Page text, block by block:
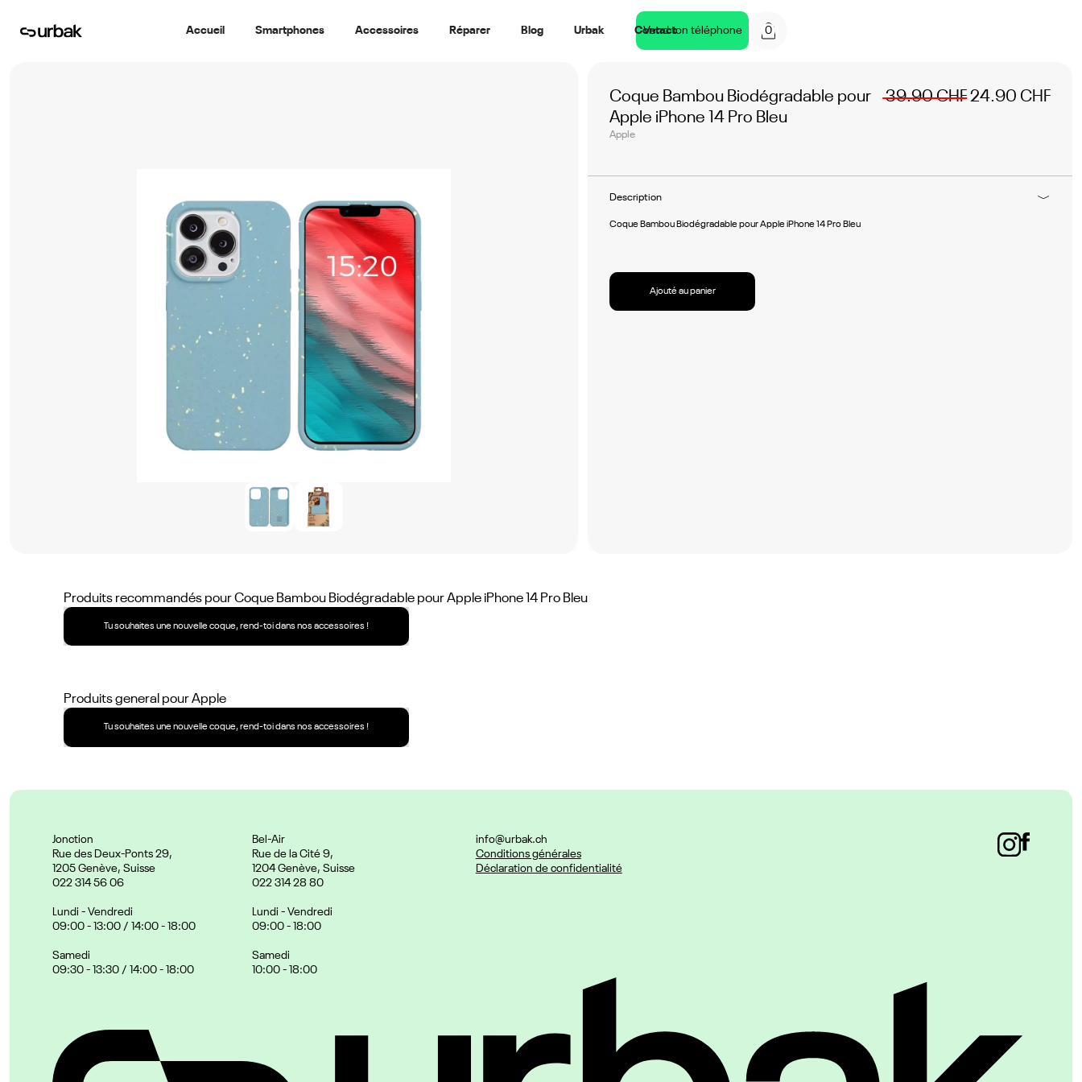
Accueil Smartphones Accessoires Réparer Blog Urbak Contact
Vend ton téléphone 0
Coque Bambou Biodégradable pour
Apple iPhone 14 Pro Bleu
Apple
39.90 CHF24.90 CHF
Description
Coque Bambou Biodégradable pour Apple iPhone 14 Pro Bleu
Ajouté au panier
Produits recommandés pourCoque Bambou Biodégradable pour Apple iPhone 14 Pro Bleu
Tu souhaites une nouvelle coque, rend-toi dans nos accessoires !
Produits general pourApple
Tu souhaites une nouvelle coque, rend-toi dans nos accessoires !
Jonction
Rue des Deux-Ponts 29,
1205 Genève, Suisse
022 314 56 06
Lundi - Vendredi
09:00 - 13:00 / 14:00 - 18:00
Samedi
09:30 - 13:30 / 14:00 - 18:00
Bel-Air
Rue de la Cité 9,
1204 Genève, Suisse
022 314 28 80
Lundi - Vendredi
09:00 - 18:00
Samedi
10:00 - 18:00
info@urbak.ch
Conditions générales
Déclaration de confidentialité